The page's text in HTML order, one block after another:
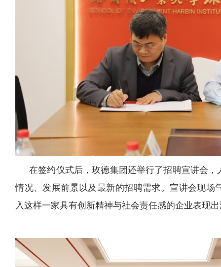
在签约仪式后，玫德集团还举行了招聘宣讲会
情况、发展前景以及最新的招聘需求。宣讲会现场
入这样一家具有创新精神与社会责任感的企业表现